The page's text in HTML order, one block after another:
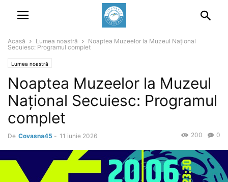
Acasă Lumea noastră
Noaptea Muzeelor la Muzeul Național
Secuiesc: Programul complet
Lumea noastră
Noaptea Muzeelor la Muzeul
Național Secuiesc: Programul
complet
De Covasna45 - 11 iunie 2026 0
200